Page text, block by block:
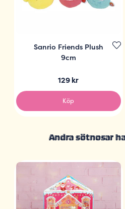
Sanrio Friends Plush
9cm
129 kr
Köp
Andra sötnosar